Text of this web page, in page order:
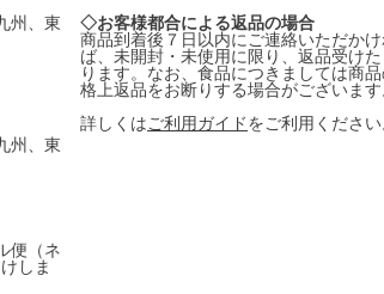
州、東
州、東
便（ネ
しま
◇お客様都合による返品の場合
商品到着後７日以内にご連絡いただか
ば、未開封・未使用に限り、返品受け
ります。なお、食品につきましては商
格上返品をお断りする場合がございます
詳しくはご利用ガイドをご利用ください